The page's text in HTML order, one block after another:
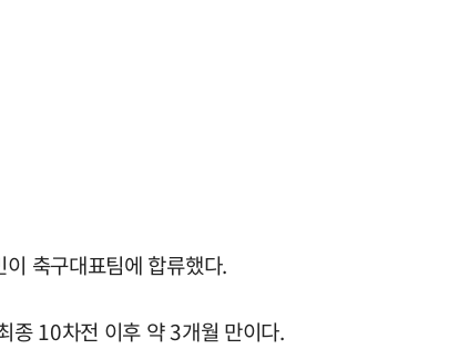
축구대표팀에 합류했다.
종 10차전 이후 약 3개월 만이다.